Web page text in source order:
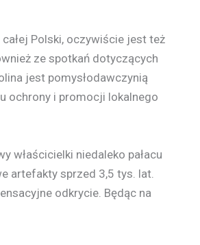
Polski, oczywiście jest też
ze spotkań dotyczących
jest pomysłodawczynią
ochrony i promocji lokalnego
właścicielki niedaleko pałacu
artefakty sprzed 3,5 tys. lat.
odkrycie. Będąc na